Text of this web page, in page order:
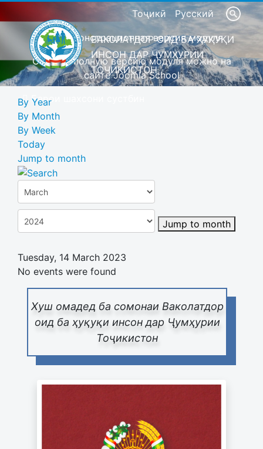
Тоҷикӣ Русский
Это демонстрационная версия модуля
Скачать полную версию модуля можно на
сайте Joomla School
Барои шахсони сустбин
ВАКОЛАТДОР ОИД БА ҲУҚУҚИ
ИНСОН ДАР ҶУМҲУРИИ
ТОҶИКИСТОН
Хуш омадед ба сомонаи Ваколатдор
оид ба ҳуқуқи инсон дар Ҷумҳурии
Тоҷикистон
By Year
By Month
By Week
Today
Jump to month
Jump to month
Tuesday, 14 March 2023
No events were found